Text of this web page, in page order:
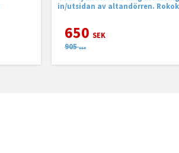
in/utsidan av altandörren.
650 SEK
905 SEK